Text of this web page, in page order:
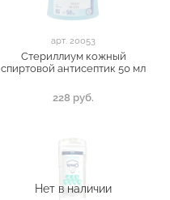
арт. 20053
Стериллиум кожный
спиртовой антисептик 50 мл
228 руб.
Нет в наличии